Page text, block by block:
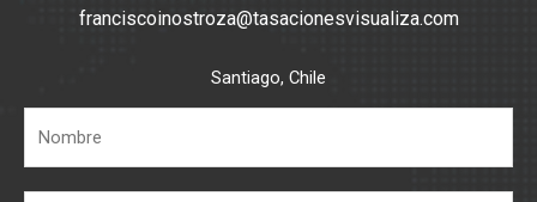
franciscoinostroza@tasacionesvisualiza.com
Santiago, Chile